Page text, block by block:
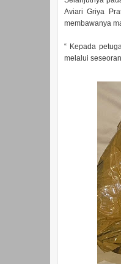
Aviari Griya
membawanya
“ Kepada
melalui